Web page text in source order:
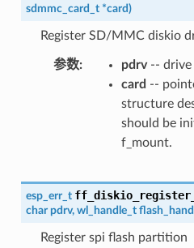
sdmmc_card_t *card)
Register SD/MMC diskio
参数 pdrv-- drive
card --
structure
should be
f_mount.
esp_err_t
char pdrv, wl_handle_t
Register spi flash partition